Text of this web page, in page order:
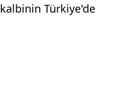
Türkiye'de